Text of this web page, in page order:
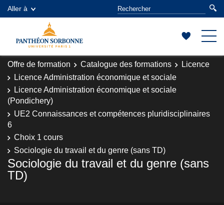
Aller à
Offre de formation Catalogue des formations
Licence
Licence Administration économique et sociale
Licence Administration économique et sociale
(Pondichery)
UE2 Connaissances et compétences pluridisciplinaires
6
Choix 1 cours
Sociologie du travail et du genre (sans TD)
Sociologie du travail et du genre (sans
TD)